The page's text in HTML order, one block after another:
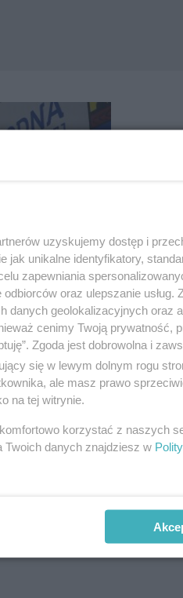
zł przy
uzyskujemy dostęp i
jak unikalne identyfikatory,
zapewniania
oraz ulepszanie usług.
danych geolokalizacyjnych oraz
cenimy Twoją prywatność,
Zgoda jest dobrowolna i
się w lewym dolnym rogu
ale masz prawo
na tej witrynie.
korzystać z naszych
Twoich danych znajdziesz w